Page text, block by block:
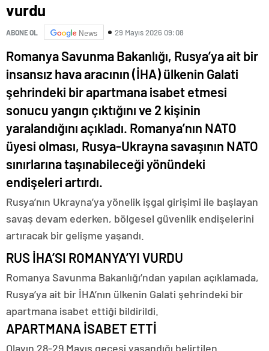
vurdu
ABONE OL News 29 Mayıs 2026 09:08
Romanya Savunma Bakanlığı, Rusya’ya ait bir
insansız hava aracının (İHA) ülkenin Galati
şehrindeki bir apartmana isabet etmesi
sonucu yangın çıktığını ve 2 kişinin
yaralandığını açıkladı. Romanya’nın NATO
üyesi olması, Rusya-Ukrayna savaşının NATO
sınırlarına taşınabileceği yönündeki
endişeleri artırdı.
Rusya’nın Ukrayna’ya yönelik işgal girişimi ile başlayan
savaş devam ederken, bölgesel güvenlik endişelerini
artıracak bir gelişme yaşandı.
RUS İHA’SI ROMANYA’YI VURDU
Romanya Savunma Bakanlığı’ndan yapılan açıklamada,
Rusya’ya ait bir İHA’nın ülkenin Galati şehrindeki bir
apartmana isabet ettiği bildirildi.
APARTMANA İSABET ETTİ
Olayın 28-29 Mayıs gecesi yaşandığı belirtilen